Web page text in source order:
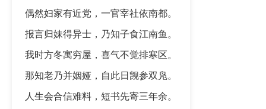
偶然妇家有近党，一官宰社依南都。
报言归妹得异士，乃知子食江南鱼。
我时方冬寓穷屋，喜气不觉排寒区。
那知老乃并姻娅，自此日觊参双凫。
人生会合信难料，短书先寄三年余。